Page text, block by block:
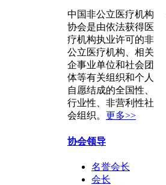
中国非公立医疗机构
协会是由依法获得医
疗机构执业许可的非
公立医疗机构、相关
企事业单位和社会团
体等有关组织和个人
自愿结成的全国性、
行业性、非营利性社
会组织。 更多>>
协会领导
名誉会长
会长